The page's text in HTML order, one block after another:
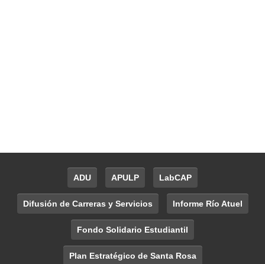
ADU APULP LabCAP
Difusión de Carreras y Servicios Informe Río Atuel
Fondo Solidario Estudiantil
Plan Estratégico de Santa Rosa